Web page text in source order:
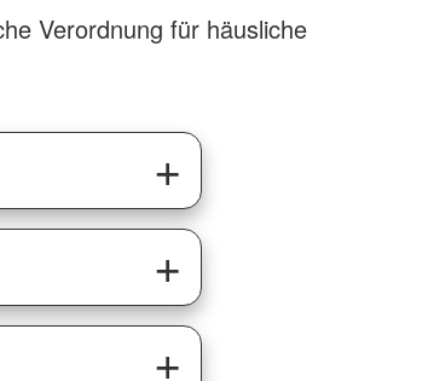
Verordnung für häusliche